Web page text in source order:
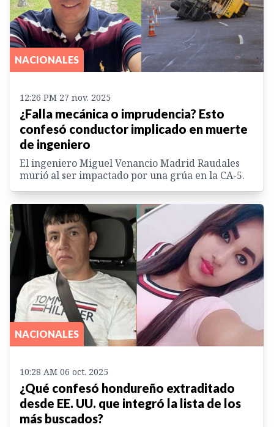
NACIONALES
12:26 PM 27 nov. 2025
¿Falla mecánica o imprudencia? Esto
confesó conductor implicado en muerte
de ingeniero
El ingeniero Miguel Venancio Madrid Raudales
murió al ser impactado por una grúa en la CA-5.
NACIONALES
10:28 AM 06 oct. 2025
¿Qué confesó hondureño extraditado
desde EE. UU. que integró la lista de los
más buscados?